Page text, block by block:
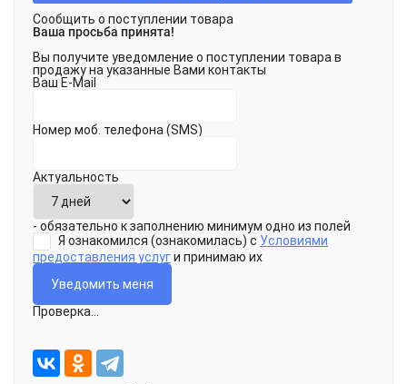
Сообщить о поступлении товара
Ваша просьба принята!
Вы получите уведомление о поступлении товара в
продажу на указанные Вами контакты
Ваш E-Mail
Номер моб. телефона (SMS)
Актуальность
- обязательно к заполнению минимум одно из полей
Я ознакомился (ознакомилась) с Условиями
предоставления услуги принимаю их
Проверка...